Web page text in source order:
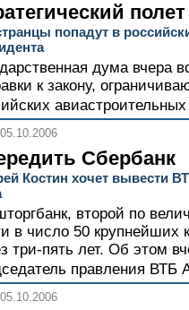
полет
попадут в
дума вчера
к закону,
05.10.2006
Сбербанк
Костин хочет вывести
второй по
в число 50 крупнейших
три-пять лет. Об этом
правления ВТБ
05.10.2006